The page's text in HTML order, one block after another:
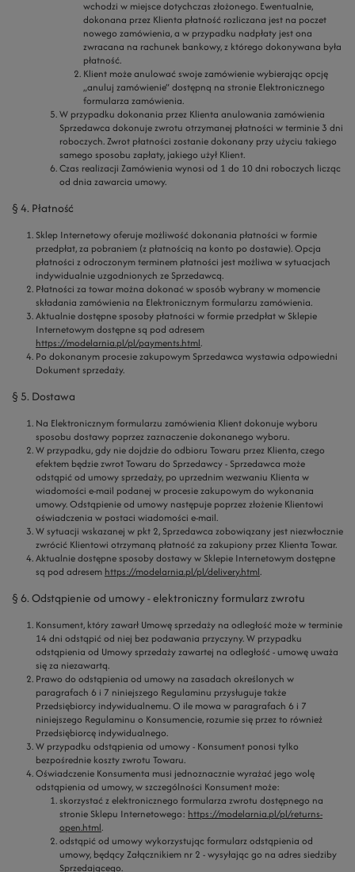
wchodzi w miejsce dotychczas złożonego. Ewentualnie,
dokonana przez Klienta płatność rozliczana jest na poczet
nowego zamówienia, a w przypadku nadpłaty jest ona
zwracana na rachunek bankowy, z którego dokonywana była
płatność.
Klient może anulować swoje zamówienie wybierając opcję
„anuluj zamówienie” dostępną na stronie Elektronicznego
formularza zamówienia.
W przypadku dokonania przez Klienta anulowania zamówienia
Sprzedawca dokonuje zwrotu otrzymanej płatności w terminie 3 dni
roboczych. Zwrot płatności zostanie dokonany przy użyciu takiego
samego sposobu zapłaty, jakiego użył Klient.
Czas realizacji Zamówienia wynosi od 1 do 10 dni roboczych licząc
od dnia zawarcia umowy.
§ 4. Płatność
Sklep Internetowy oferuje możliwość dokonania płatności w formie
przedpłat, za pobraniem (z płatnością na konto po dostawie). Opcja
płatności z odroczonym terminem płatności jest możliwa w sytuacjach
indywidualnie uzgodnionych ze Sprzedawcą.
Płatności za towar można dokonać w sposób wybrany w momencie
składania zamówienia na Elektronicznym formularzu zamówienia.
Aktualnie dostępne sposoby płatności w formie przedpłat w Sklepie
Internetowym dostępne są pod adresem
https://modelarnia.pl/pl/payments.html.
Po dokonanym procesie zakupowym Sprzedawca wystawia odpowiedni
Dokument sprzedaży.
§ 5. Dostawa
Na Elektronicznym formularzu zamówienia Klient dokonuje wyboru
sposobu dostawy poprzez zaznaczenie dokonanego wyboru.
W przypadku, gdy nie dojdzie do odbioru Towaru przez Klienta, czego
efektem będzie zwrot Towaru do Sprzedawcy - Sprzedawca może
odstąpić od umowy sprzedaży, po uprzednim wezwaniu Klienta w
wiadomości e-mail podanej w procesie zakupowym do wykonania
umowy. Odstąpienie od umowy następuje poprzez złożenie Klientowi
oświadczenia w postaci wiadomości e-mail.
W sytuacji wskazanej w pkt 2, Sprzedawca zobowiązany jest niezwłocznie
zwrócić Klientowi otrzymaną płatność za zakupiony przez Klienta Towar.
Aktualnie dostępne sposoby dostawy w Sklepie Internetowym dostępne
są pod adresem https://modelarnia.pl/pl/delivery.html.
§ 6. Odstąpienie od umowy - elektroniczny formularz zwrotu
Konsument, który zawarł Umowę sprzedaży na odległość może w terminie
14 dni odstąpić od niej bez podawania przyczyny. W przypadku
odstąpienia od Umowy sprzedaży zawartej na odległość - umowę uważa
się za niezawartą.
Prawo do odstąpienia od umowy na zasadach określonych w
paragrafach 6 i 7 niniejszego Regulaminu przysługuje także
Przedsiębiorcy indywidualnemu. O ile mowa w paragrafach 6 i 7
niniejszego Regulaminu o Konsumencie, rozumie się przez to również
Przedsiębiorcę indywidualnego.
W przypadku odstąpienia od umowy - Konsument ponosi tylko
bezpośrednie koszty zwrotu Towaru.
Oświadczenie Konsumenta musi jednoznacznie wyrażać jego wolę
odstąpienia od umowy, w szczególności Konsument może:
skorzystać z elektronicznego formularza zwrotu dostępnego na
stronie Sklepu Internetowego: https://modelarnia.pl/pl/returns-
open.html.
odstąpić od umowy wykorzystując formularz odstąpienia od
umowy, będący Załącznikiem nr 2 - wysyłając go na adres siedziby
Sprzedającego.